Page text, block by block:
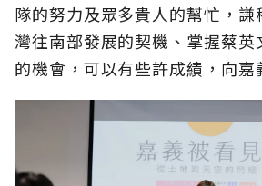
隊的努力及眾多貴人的幫忙，謙
灣往南部發展的契機、掌握蔡英
的機會，可以有些許成績，向嘉